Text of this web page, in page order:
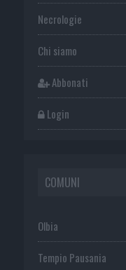
Necrologie
Chi siamo
Abbonati
Login
COMUNI
Olbia
Tempio Pausania